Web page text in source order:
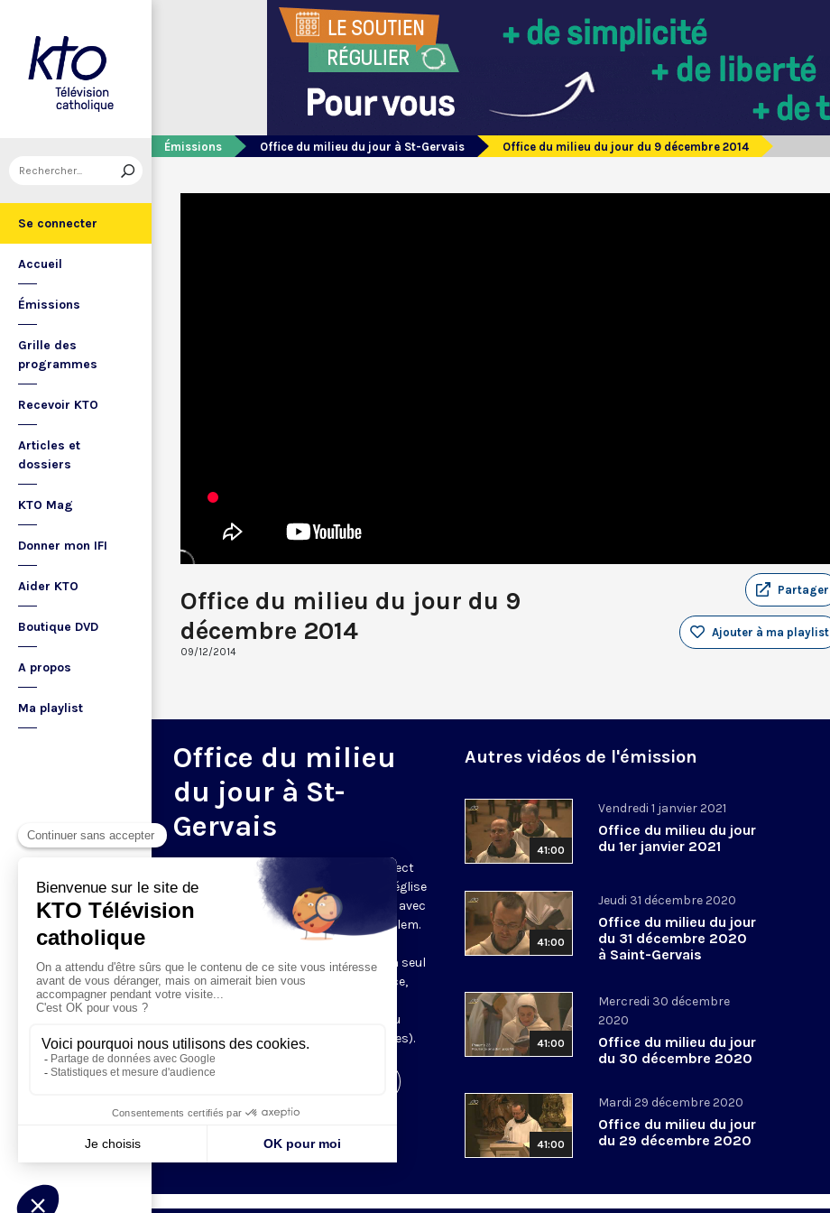
Se connecter
Accueil
Émissions
Grille des
programmes
Recevoir KTO
Articles et
dossiers
KTO Mag
Donner mon IFI
Aider KTO
Boutique DVD
A propos
Ma playlist
Émissions Office du milieu du jour à St-Gervais Office du milieu du jour du 9 décembre 2014
Office du milieu du jour du 9
décembre 2014
09/12/2014
Partager
Ajouter à ma playlist
Office du milieu
du jour à St-
Gervais
Du mardi au samedi, KTO diffuse en direct
l’office du milieu du jour, en direct de l’église
Saint-Gervais-Saint-Protais (Paris 4e), avec
les Fraternités Monastiques de Jérusalem.
L’Office du Milieu du Jour regroupe, en
particulier, «au milieu du jour» et en un seul
office, les heures monastiques de Tierce,
Sexte et None. Il permet à l’Église de
retrouver son Seigneur entre l’office du
matin (Laudes) et l’office du soir (Vêpres).
Autres vidéos de l'émission
41:00
Vendredi 1 janvier 2021
Office du milieu du jour
du 1er janvier 2021
41:00
Jeudi 31 décembre 2020
Office du milieu du jour
du 31 décembre 2020
à Saint-Gervais
41:00
Mercredi 30 décembre
2020
Office du milieu du jour
du 30 décembre 2020
41:00
Mardi 29 décembre 2020
Office du milieu du jour
du 29 décembre 2020